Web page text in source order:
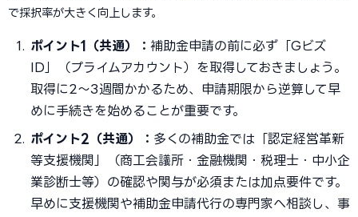
で採択率が大きく向上します。
ポイント1（共通）： 補助金申請の前に必ず「Gビズ
ID」（プライムアカウント）を取得しておきましょう。
取得に2〜3週間かかるため、申請期限から逆算して早
めに手続きを始めることが重要です。
ポイント2（共通）： 多くの補助金では「認定経営革新
等支援機関」（商工会議所・金融機関・税理士・中小企
業診断士等）の確認や関与が必須または加点要件です。
早めに支援機関や補助金申請代行の専門家へ相談し、事